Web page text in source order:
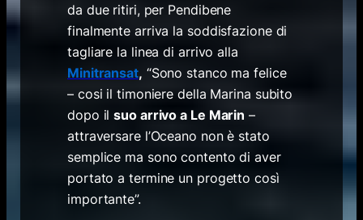
da due ritiri, per Pendibene
finalmente arriva la soddisfazione di
tagliare la linea di arrivo alla
Minitransat, “Sono stanco ma felice
– cosi il timoniere della Marina subito
dopo ilsuo arrivo a Le Marin –
attraversare l’Oceano non è stato
semplice ma sono contento di aver
portato a termine un progetto così
importante”.